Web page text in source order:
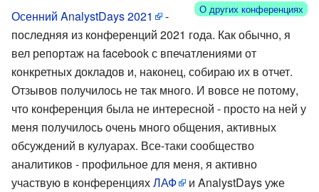
О других конференциях
Осенний AnalystDays 2021
-
последняя из конференций 2021 года. Как обычно, я
вел репортаж на facebook с впечатлениями от
конкретных докладов и, наконец, собираю их в отчет.
Отзывов получилось не так много. И вовсе не потому,
что конференция была не интересной - просто на ней у
меня получилось очень много общения, активных
обсуждений в кулуарах. Все-таки сообщество
аналитиков - профильное для меня, я активно
участвую в конференцияхЛАФ
и AnalystDays уже